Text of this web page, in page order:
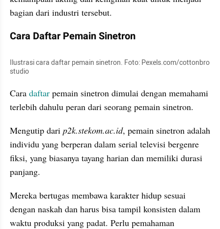
bagian dari industri tersebut.
Cara Daftar Pemain Sinetron
Ilustrasi cara daftar pemain sinetron. Foto: Pexels.com/cottonbro
studio
Cara daftar pemain sinetron dimulai dengan memahami
terlebih dahulu peran dari seorang pemain sinetron.
Mengutip dari p2k.stekom.ac.id, pemain sinetron adalah
individu yang berperan dalam serial televisi bergenre
fiksi, yang biasanya tayang harian dan memiliki durasi
panjang.
Mereka bertugas membawa karakter hidup sesuai
dengan naskah dan harus bisa tampil konsisten dalam
waktu produksi yang padat. Perlu pemahaman